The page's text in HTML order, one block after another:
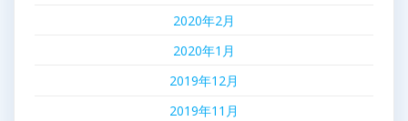
2020年2月
2020年1月
2019年12月
2019年11月